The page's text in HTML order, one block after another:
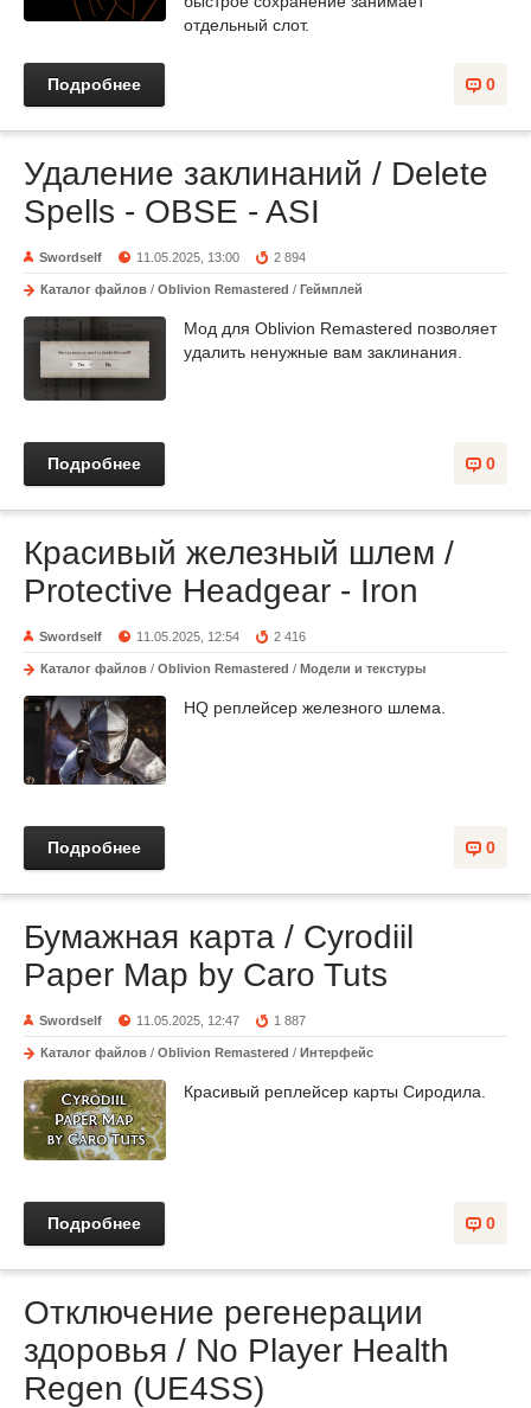
отдельный слот.
0
Подробнее
Удаление заклинаний / Delete
Spells - OBSE - ASI
Swordself 11.05.2025, 13:00 2 894
Каталог файлов / Oblivion Remastered / Геймплей
Мод для Oblivion Remastered позволяет
удалить ненужные вам заклинания.
0
Подробнее
Красивый железный шлем /
Protective Headgear - Iron
Swordself 11.05.2025, 12:54 2 416
Каталог файлов / Oblivion Remastered / Модели и текстуры
HQ реплейсер железного шлема.
0
Подробнее
Бумажная карта / Cyrodiil
Paper Map by Caro Tuts
Swordself 11.05.2025, 12:47 1 887
Каталог файлов / Oblivion Remastered / Интерфейс
Красивый реплейсер карты Сиродила.
0
Подробнее
Отключение регенерации
здоровья / No Player Health
Regen (UE4SS)